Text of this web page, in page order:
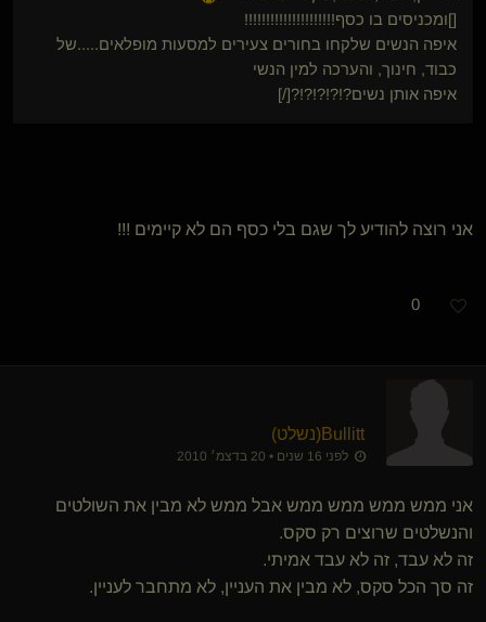
[]ומכניסים בו כסף!!!!!!!!!!!!!!!!!!!!!
איפה הנשים שלקחו בחורים צעירים למסעות מופלאים.....של
כבוד, חינוך, והערכה למין הנשי
איפה אותן נשים?!?!?!?!?[/]
אני רוצה להודיע לך שגם בלי כסף הם לא קיימים !!!
0
Bullitt​(נשלט)
לפני 16 שנים • 20 בדצמ׳ 2010
אני ממש ממש ממש ממש אבל ממש לא מבין את השולטים
והנשלטים שרוצים רק סקס.
זה לא עבד, זה לא עבד אמיתי.
זה סך הכל סקס, לא מבין את העניין, לא מתחבר לעניין.